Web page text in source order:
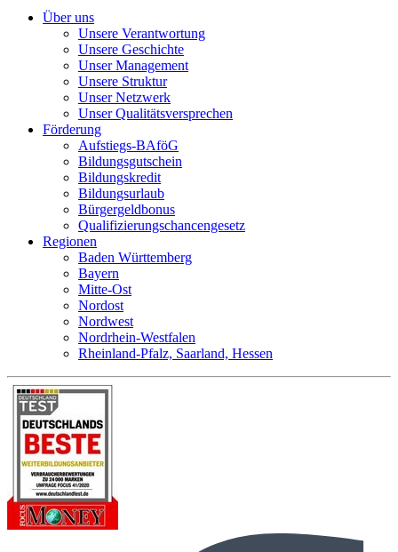
Über uns
Unsere Verantwortung
Unsere Geschichte
Unser Management
Unsere Struktur
Unser Netzwerk
Unser Qualitätsversprechen
Förderung
Aufstiegs-BAföG
Bildungsgutschein
Bildungskredit
Bildungsurlaub
Bürgergeldbonus
Qualifizierungschancengesetz
Regionen
Baden Württemberg
Bayern
Mitte-Ost
Nordost
Nordwest
Nordrhein-Westfalen
Rheinland-Pfalz, Saarland, Hessen